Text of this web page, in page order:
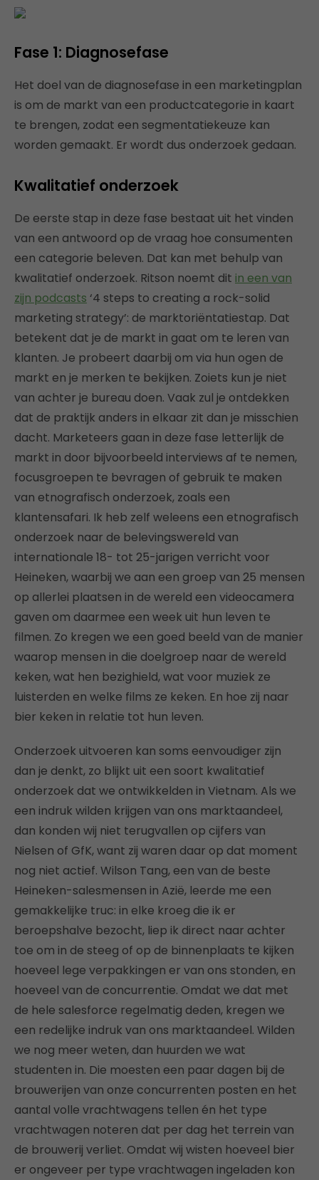
Fase 1: Diagnosefase
Het doel van de diagnosefase in een marketingplan
is om de markt van een productcategorie in kaart
te brengen, zodat een segmentatiekeuze kan
worden gemaakt. Er wordt dus onderzoek gedaan.
Kwalitatief onderzoek
De eerste stap in deze fase bestaat uit het vinden
van een antwoord op de vraag hoe consumenten
een categorie beleven. Dat kan met behulp van
kwalitatief onderzoek. Ritson noemt dit in een van
zijn podcasts ‘4 steps to creating a rock-solid
marketing strategy’: de marktoriëntatiestap. Dat
betekent dat je de markt in gaat om te leren van
klanten. Je probeert daarbij om via hun ogen de
markt en je merken te bekijken. Zoiets kun je niet
van achter je bureau doen. Vaak zul je ontdekken
dat de praktijk anders in elkaar zit dan je misschien
dacht. Marketeers gaan in deze fase letterlijk de
markt in door bijvoorbeeld interviews af te nemen,
focusgroepen te bevragen of gebruik te maken
van etnografisch onderzoek, zoals een
klantensafari. Ik heb zelf weleens een etnografisch
onderzoek naar de belevingswereld van
internationale 18- tot 25-jarigen verricht voor
Heineken, waarbij we aan een groep van 25 mensen
op allerlei plaatsen in de wereld een videocamera
gaven om daarmee een week uit hun leven te
filmen. Zo kregen we een goed beeld van de manier
waarop mensen in die doelgroep naar de wereld
keken, wat hen bezighield, wat voor muziek ze
luisterden en welke films ze keken. En hoe zij naar
bier keken in relatie tot hun leven.
Onderzoek uitvoeren kan soms eenvoudiger zijn
dan je denkt, zo blijkt uit een soort kwalitatief
onderzoek dat we ontwikkelden in Vietnam. Als we
een indruk wilden krijgen van ons marktaandeel,
dan konden wij niet terugvallen op cijfers van
Nielsen of GfK, want zij waren daar op dat moment
nog niet actief. Wilson Tang, een van de beste
Heineken-salesmensen in Azië, leerde me een
gemakkelijke truc: in elke kroeg die ik er
beroepshalve bezocht, liep ik direct naar achter
toe om in de steeg of op de binnenplaats te kijken
hoeveel lege verpakkingen er van ons stonden, en
hoeveel van de concurrentie. Omdat we dat met
de hele salesforce regelmatig deden, kregen we
een redelijke indruk van ons marktaandeel. Wilden
we nog meer weten, dan huurden we wat
studenten in. Die moesten een paar dagen bij de
brouwerijen van onze concurrenten posten en het
aantal volle vrachtwagens tellen én het type
vrachtwagen noteren dat per dag het terrein van
de brouwerij verliet. Omdat wij wisten hoeveel bier
er ongeveer per type vrachtwagen ingeladen kon